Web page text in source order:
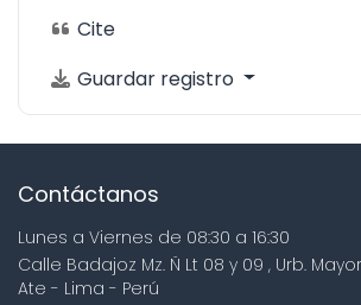
Cite
Guardar registro
Contáctanos
Lunes a Viernes de 08:30 a 16:30
Calle Badajoz Mz. Ñ Lt 08 y 09 , Urb.
Ate - Lima - Perú